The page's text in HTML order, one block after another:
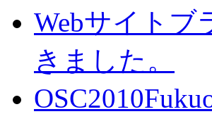
Webサイトブ
きました。